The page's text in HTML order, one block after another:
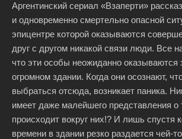
Аргентинский сериал «Взаперти»
и одновременно смертельно опасной
эпицентре которой оказываются
друг с другом никакой связи люди. Все
что эти особы неожиданно оказываются
огромном здании. Когда они осознают,
выбраться отсюда, возникает паника.
имеет даже малейшего представления о
происходит вокруг них!? И лишь спустя
времени в здании резко раздается чей-